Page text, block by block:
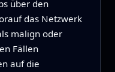
über den
das Netzwerk
malign oder
Fällen
auf die